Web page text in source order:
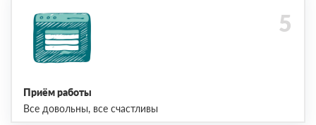
Приём работы
Все довольны, все счастливы